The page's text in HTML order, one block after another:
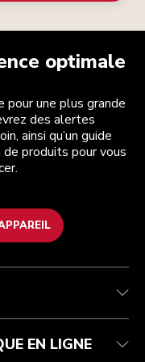
optimale
pour une plus grande
des alertes
ainsi qu’un guide
produits pour vous
EN LIGNE